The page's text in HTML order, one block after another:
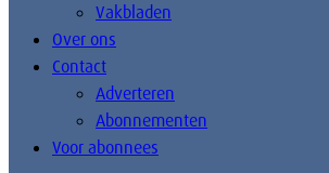
Vakbladen
Over ons
Contact
Adverteren
Abonnementen
Voor abonnees